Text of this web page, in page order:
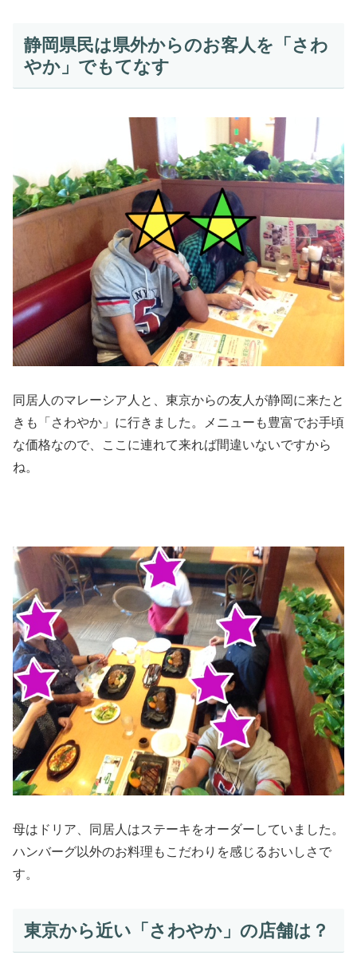
静岡県民は県外からのお客人を「さわ
やか」でもてなす
同居人のマレーシア人と、東京からの友人が静岡に来たと
きも「さわやか」に行きました。メニューも豊富でお手頃
な価格なので、ここに連れて来れば間違いないですから
ね。
母はドリア、同居人はステーキをオーダーしていました。
ハンバーグ以外のお料理もこだわりを感じるおいしさで
す。
東京から近い「さわやか」の店舗は？